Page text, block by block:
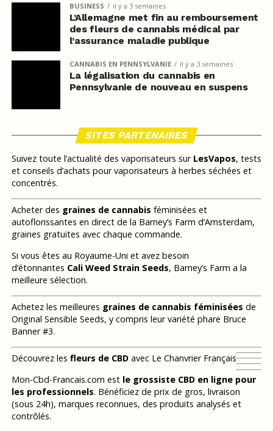
BUSINESS il y a 3 semaines
L’Allemagne met fin au remboursement
des fleurs de cannabis médical par
l’assurance maladie publique
CANNABIS EN PENNSYLVANIE il y a 3 semaines
La légalisation du cannabis en
Pennsylvanie de nouveau en suspens
SITES PARTENAIRES
Suivez toute l’actualité des vaporisateurs sur LesVapos, tests
et conseils d’achats pour vaporisateurs à herbes séchées et
concentrés.
Acheter des graines de cannabis féminisées et
autoflorissantes en direct de la Barney’s Farm d’Amsterdam,
graines gratuites avec chaque commande.
Si vous êtes au Royaume-Uni et avez besoin
d’étonnantes Cali Weed Strain Seeds, Barney’s Farm a la
meilleure sélection.
Achetez les meilleures graines de cannabis féminisées de
Original Sensible Seeds, y compris leur variété phare Bruce
Banner #3.
Découvrez les fleurs de CBDavec Le Chanvrier Français
Mon-Cbd-Francais.com est le grossiste CBD en ligne pour
les professionnels. Bénéficiez de prix de gros, livraison
(sous 24h), marques reconnues, des produits analysés et
contrôlés.